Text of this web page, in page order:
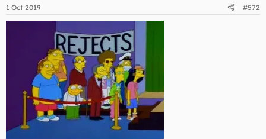
1 Oct 2019 #572